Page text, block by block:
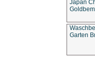
Japan
Garten